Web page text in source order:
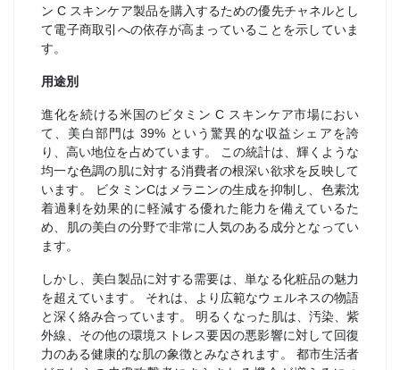
ン C スキンケア製品を購入するための優先チャネルとし
て電子商取引への依存が高まっていることを示していま
す。
用途別
進化を続ける米国のビタミン C スキンケア市場におい
て、美白部門は 39% という驚異的な収益シェアを誇
り、高い地位を占めています。 この統計は、輝くような
均一な色調の肌に対する消費者の根深い欲求を反映して
います。 ビタミンCはメラニンの生成を抑制し、色素沈
着過剰を効果的に軽減する優れた能力を備えているた
め、肌の美白の分野で非常に人気のある成分となってい
ます。
しかし、美白製品に対する需要は、単なる化粧品の魅力
を超えています。 それは、より広範なウェルネスの物語
と深く絡み合っています。 明るくなった肌は、汚染、紫
外線、その他の環境ストレス要因の悪影響に対して回復
力のある健康的な肌の象徴とみなされます。 都市生活者